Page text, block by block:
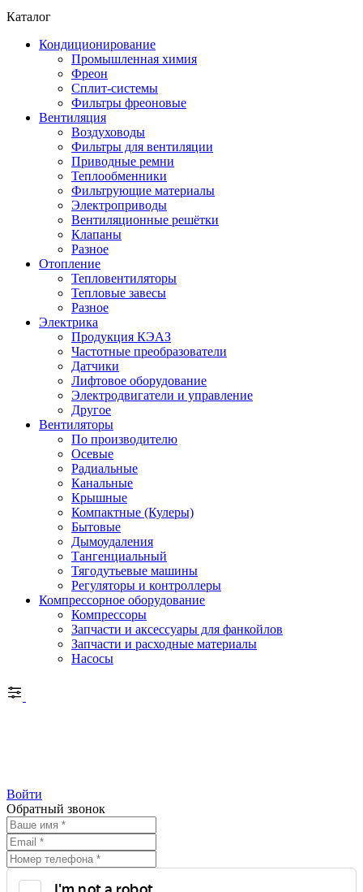
Каталог
Кондиционирование
Промышленная химия
Фреон
Сплит-системы
Фильтры фреоновые
Вентиляция
Воздуховоды
Фильтры для вентиляции
Приводные ремни
Теплообменники
Фильтрующие материалы
Электроприводы
Вентиляционные решётки
Клапаны
Разное
Отопление
Тепловентиляторы
Тепловые завесы
Разное
Электрика
Продукция КЭАЗ
Частотные преобразователи
Датчики
Лифтовое оборудование
Электродвигатели и управление
Другое
Вентиляторы
По производителю
Осевые
Радиальные
Канальные
Крышные
Компактные (Кулеры)
Бытовые
Дымоудаления
Тангенциальный
Тягодутьевые машины
Регуляторы и контроллеры
Компрессорное оборудование
Компрессоры
Запчасти и аксессуары для фанкойлов
Запчасти и расходные материалы
Насосы
Войти
Обратный звонок